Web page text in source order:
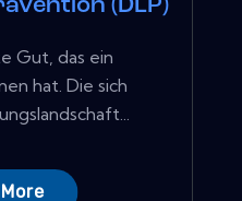
(DLP)
Gut, das ein
hat. Die sich